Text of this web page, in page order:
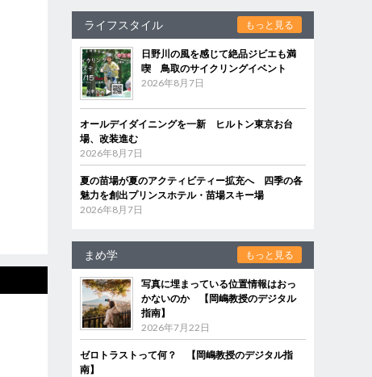
ライフスタイル もっと見る
日野川の風を感じて絶品ジビエも満
喫 鳥取のサイクリングイベント
2026年8月7日
オールデイダイニングを一新 ヒルトン東京お台
場、改装進む
2026年8月7日
夏の苗場が夏のアクティビティー拡充へ 四季の各
魅力を創出プリンスホテル・苗場スキー場
2026年8月7日
まめ学 もっと見る
写真に埋まっている位置情報はおっ
かないのか 【岡嶋教授のデジタル
指南】
2026年7月22日
ゼロトラストって何？ 【岡嶋教授のデジタル指
南】